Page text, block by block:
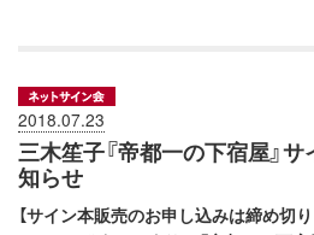
2018.07.23
三木笙子『帝都一の下宿屋』
知らせ
【サイン本販売のお申し込みは締め切り